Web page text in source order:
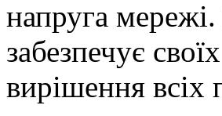
напруга
забезпечує
вирішення всіх